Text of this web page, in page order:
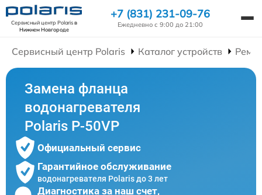
Сервисный центр Polarisв
Нижнем Новгороде
+7 (831) 231-09-76
Ежедневно с 9:00 до 21:00
Сервисный центр Polaris Каталог устройств
Замена фланца
водонагревателя
Polaris P-50VP
Официальный сервис
Гарантийное обслуживание
водонагревателя Polaris до 3 лет
Диагностика за наш счет,